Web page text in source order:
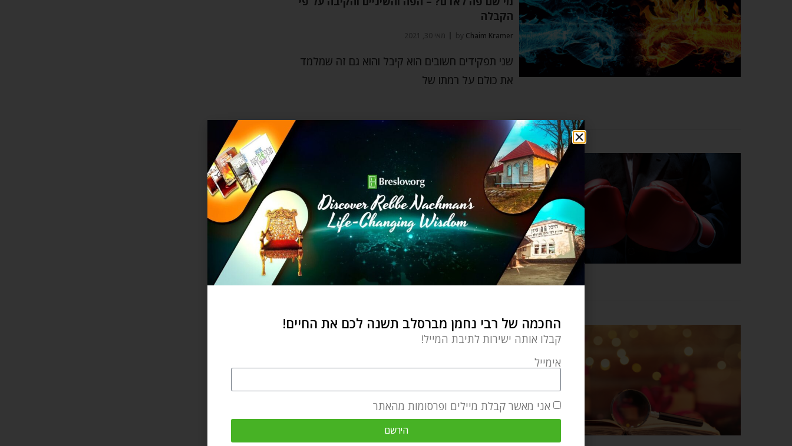
הקבלה
by Chaim Kramer מאי 30, 2021
שני תפקידים חשובים הוא קיבל והוא גם זה שמלמד
את כולם על רמתו של
רבי נחמן
מי המנצח הגדול?
byRav Eliyahu Godlevsky מאי 10, 2021
אנחנו רואים את חוסר ההצלחה, את הנפילות שחוזרות
שוב ושוב, ומתייאשים. אבל מי יהיה
צמיחה אישית
פסיכולוג?! מדובר כאן על הרבה יותר מפסיכולוגיה!
שמחה ורק שמחה ולמרות הכל שמחה! אתם
החכמה של רבי נחמן מברסלב תשנה לכם את החיים!
קבלו אותה ישירות לתיבת המייל!
אימייל
אני מאשר קבלת מיילים ופרסומות מהאתר
הירשם